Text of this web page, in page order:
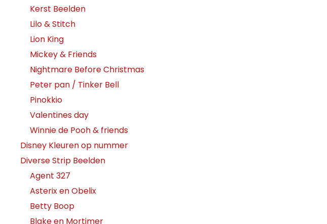
Kerst Beelden
Lilo & Stitch
Lion King
Mickey & Friends
Nightmare Before Christmas
Peter pan / Tinker Bell
Pinokkio
Valentines day
Winnie de Pooh & friends
Disney Kleuren op nummer
Diverse Strip Beelden
Agent 327
Asterix en Obelix
Betty Boop
Blake en Mortimer